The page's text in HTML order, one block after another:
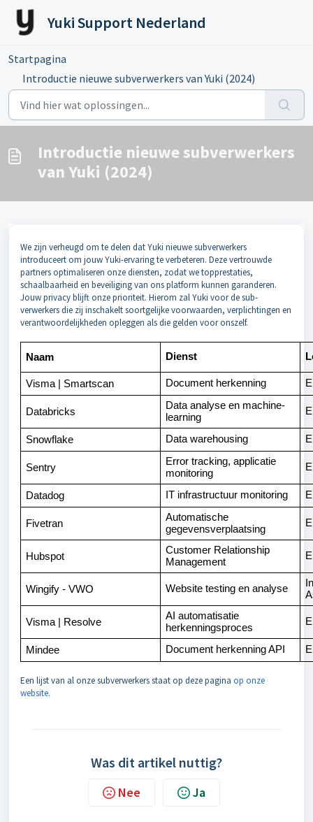
Doorgaan naar hoofdinhoud
Yuki Support Nederland
Startpagina
Introductie nieuwe subverwerkers van Yuki (2024)
Introductie nieuwe subverwerkers
van Yuki (2024)
We zijn verheugd om te delen dat Yuki nieuwe subverwerkers
introduceert om jouw Yuki-ervaring te verbeteren. Deze vertrouwde
partners optimaliseren onze diensten, zodat we topprestaties,
schaalbaarheid en beveiliging van ons platform kunnen garanderen.
Jouw privacy blijft onze prioriteit. Hierom zal Yuki voor de sub-
verwerkers die zij inschakelt soortgelijke voorwaarden, verplichtingen en
verantwoordelijkheden opleggen als die gelden voor onszelf.
Naam Dienst
Visma | Smartscan Document herkenning
Databricks
Data analyse en machine-
learning
Snowflake Data warehousing
Sentry
Error tracking, applicatie
monitoring
Datadog IT infrastructuur monitoring
Fivetran
Automatische
gegevensverplaatsing
Hubspot
Customer Relationship
Management
Wingify - VWO Website testing en analyse
Visma | Resolve
AI automatisatie
herkenningsproces
Mindee Document herkenning API
Een lijst van al onze subverwerkers staat op deze pagina op onze
website.
Was dit artikel nuttig?
Nee Ja